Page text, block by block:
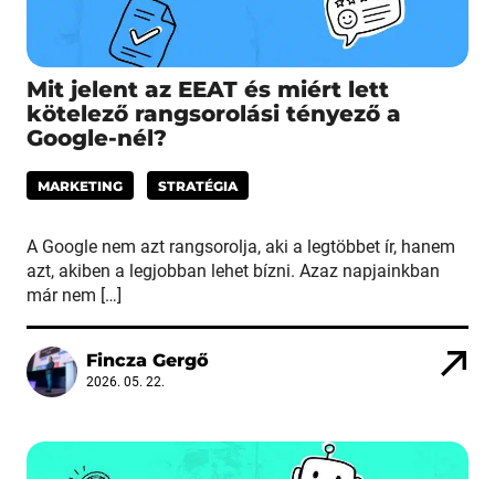
Mit jelent az EEAT és miért lett
kötelező rangsorolási tényező a
Google-nél?
MARKETING STRATÉGIA
A Google nem azt rangsorolja, aki a legtöbbet ír, hanem
azt, akiben a legjobban lehet bízni. Azaz napjainkban
már nem […]
Fincza Gergő
2026. 05. 22.